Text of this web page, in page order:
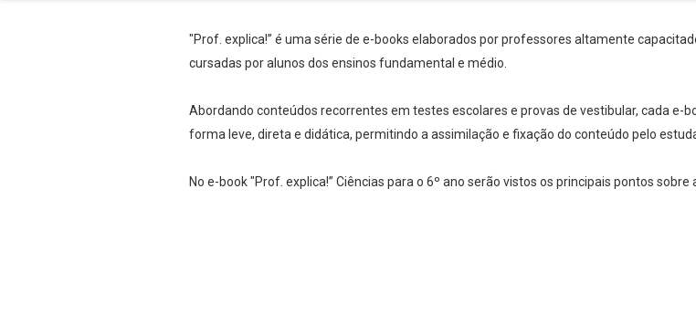
"Prof. explica!” é uma série de e-books elaborados por professores altamente
cursadas por alunos dos ensinos fundamental e médio.
Abordando conteúdos recorrentes em testes escolares e provas de vestibular, cada e-
forma leve, direta e didática, permitindo a assimilação e fixação do conteúdo pelo
No e-book "Prof. explica!” Ciências para o 6º ano serão vistos os principais pontos